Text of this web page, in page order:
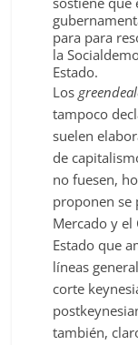
para para
la
Estado.
Los
tampoco
suelen
de
no fuesen,
proponen se
Mercado y
Estado que
líneas
corte
también,